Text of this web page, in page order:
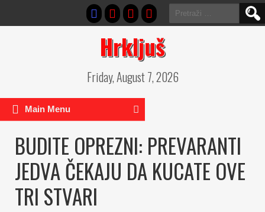
Pretraga:
Hrkljuš
Friday, August 7, 2026
Main Menu
BUDITE OPREZNI: PREVARANTI
JEDVA ČEKAJU DA KUCATE OVE
TRI STVARI